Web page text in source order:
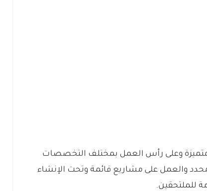
متميزة وعلى رأس العمل بمختلف التخصصات
والعمل على مشاريع قائمة وتحت الإنشاء
للملتحقين.